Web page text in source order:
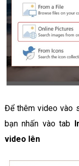
Để thêm video vào
bạn nhấn vào tab
video lên